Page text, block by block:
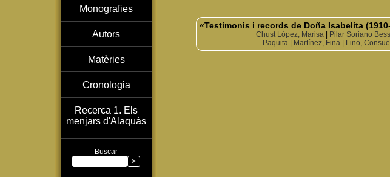
Monografies
Autors
Matèries
Cronologia
Recerca 1. Els
menjars d'Alaquàs
Buscar
«Testimonis i records de Doña Isabelita
Chust López, Marisa Pilar Soriano
Paquita
Martínez, Fina Lino,